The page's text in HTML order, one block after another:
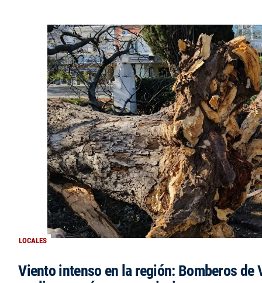
LOCALES
Viento intenso en la región: Bomberos de